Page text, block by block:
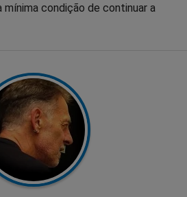
mínima condição de continuar a